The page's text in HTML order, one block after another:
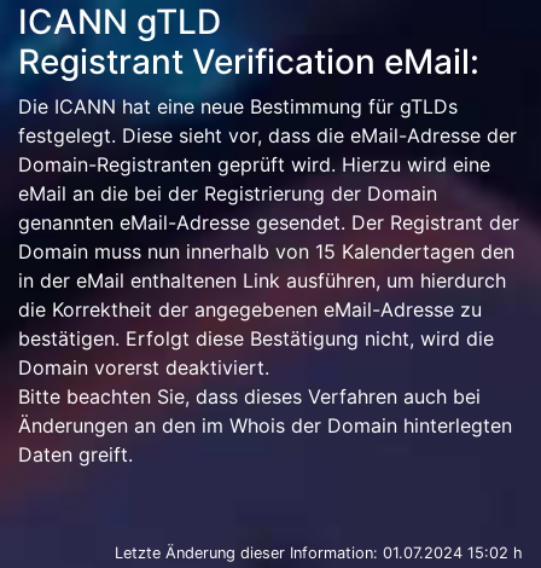
ICANN gTLD
Registrant Verification eMail:
Die ICANN hat eine neue Bestimmung für gTLDs
festgelegt. Diese sieht vor, dass die eMail-Adresse der
Domain-Registranten geprüft wird. Hierzu wird eine
eMail an die bei der Registrierung der Domain
genannten eMail-Adresse gesendet. Der Registrant der
Domain muss nun innerhalb von 15 Kalendertagen den
in der eMail enthaltenen Link ausführen, um hierdurch
die Korrektheit der angegebenen eMail-Adresse zu
bestätigen. Erfolgt diese Bestätigung nicht, wird die
Domain vorerst deaktiviert.
Bitte beachten Sie, dass dieses Verfahren auch bei
Änderungen an den im Whois der Domain hinterlegten
Daten greift.
Letzte Änderung dieser Information: 01.07.2024 15:02 h